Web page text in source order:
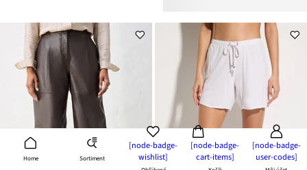
Home Sortiment
[node-badge-
wishlist]
[node-badge-
cart-items]
[node-badge-
user-codes]